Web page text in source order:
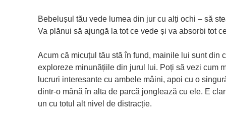
Bebelușul tău vede lumea din jur cu alți ochi – să
Va plănui să ajungă la tot ce vede și va absorbi tot
Acum că micuțul tău stă în fund, mainile lui sunt din
exploreze minunățiile din jurul lui. Poți să vezi cum
lucruri interesante cu ambele mâini, apoi cu o
dintr-o mână în alta de parcă jonglează cu ele. E
un cu totul alt nivel de distracție.